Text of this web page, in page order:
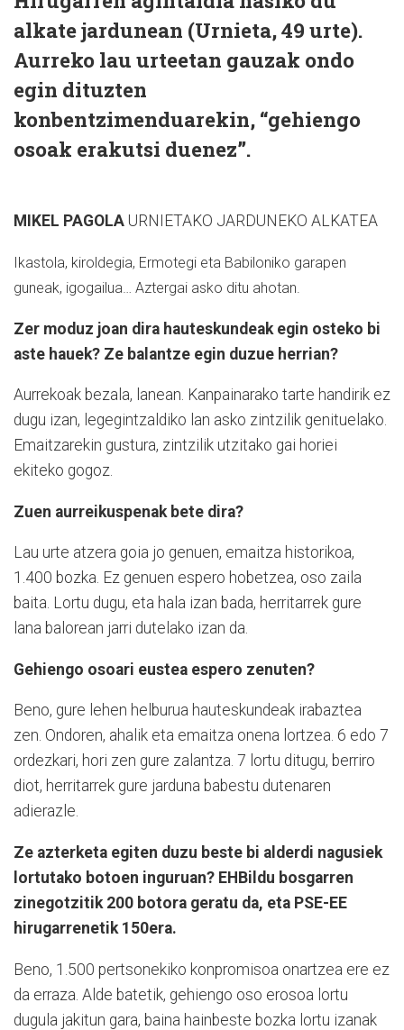
alkate jardunean (Urnieta, 49 urte).
Aurreko lau urteetan gauzak ondo
egin dituzten
konbentzimenduarekin, “gehiengo
osoak erakutsi duenez”.
MIKEL PAGOLA URNIETAKO JARDUNEKO ALKATEA
Ikastola, kiroldegia, Ermotegi eta Babiloniko garapen
guneak, igogailua… Aztergai asko ditu ahotan.
Zer moduz joan dira hauteskundeak egin osteko bi
aste hauek? Ze balantze egin duzue herrian?
Aurrekoak bezala, lanean. Kanpainarako tarte handirik ez
dugu izan, legegintzaldiko lan asko zintzilik genituelako.
Emaitzarekin gustura, zintzilik utzitako gai horiei
ekiteko gogoz.
Zuen aurreikuspenak bete dira?
Lau urte atzera goia jo genuen, emaitza historikoa,
1.400 bozka. Ez genuen espero hobetzea, oso zaila
baita. Lortu dugu, eta hala izan bada, herritarrek gure
lana balorean jarri dutelako izan da.
Gehiengo osoari eustea espero zenuten?
Beno, gure lehen helburua hauteskundeak irabaztea
zen. Ondoren, ahalik eta emaitza onena lortzea. 6 edo 7
ordezkari, hori zen gure zalantza. 7 lortu ditugu, berriro
diot, herritarrek gure jarduna babestu dutenaren
adierazle.
Ze azterketa egiten duzu beste bi alderdi nagusiek
lortutako botoen inguruan? EHBildu bosgarren
zinegotzitik 200 botora geratu da, eta PSE-EE
hirugarrenetik 150era.
Beno, 1.500 pertsonekiko konpromisoa onartzea ere ez
da erraza. Alde batetik, gehiengo oso erosoa lortu
dugula jakitun gara, baina hainbeste bozka lortu izanak